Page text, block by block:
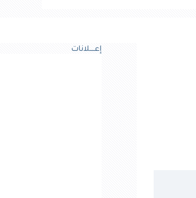
إعــــلانات